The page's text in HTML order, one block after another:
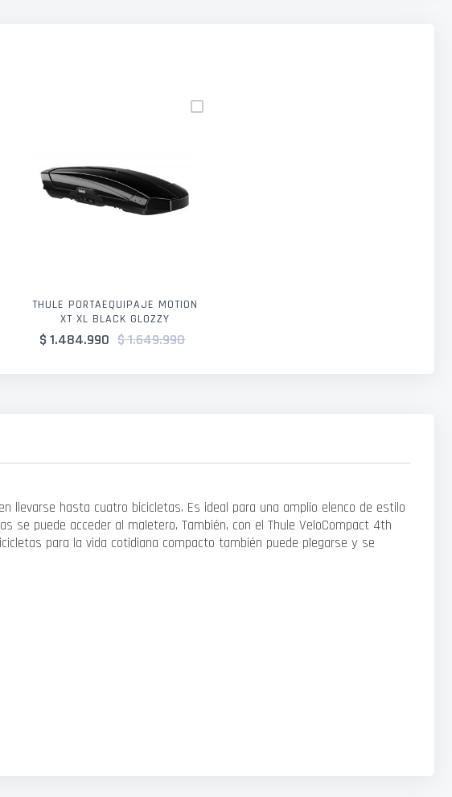
THULE PORTAEQUIPAJE MOTION
XT XL BLACK GLOZZY
$ 1.484.990 $ 1.649.990
llevarse hasta cuatro bicicletas. Es ideal para una amplio elenco de estilo
se puede acceder al maletero. También, con el Thule VeloCompact 4th
para la vida cotidiana compacto también puede plegarse y se